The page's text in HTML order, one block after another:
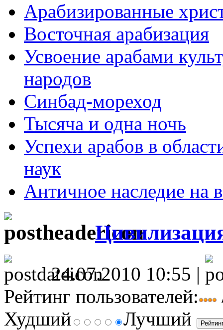
Арабизированные
Восточная арабизация
Усвоение арабами
народов
Синбад-мореход
Тысяча и одна ночь
Успехи арабов в
наук
Античное наследие на
24.07.2010 10:55 |
Рейтинг пользователей:
Худший
Лучший